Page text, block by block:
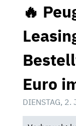
🔥
Euro
DIENSTAG,